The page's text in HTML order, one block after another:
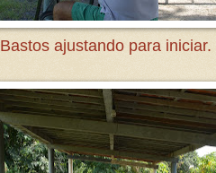
Bastos ajustando para iniciar.